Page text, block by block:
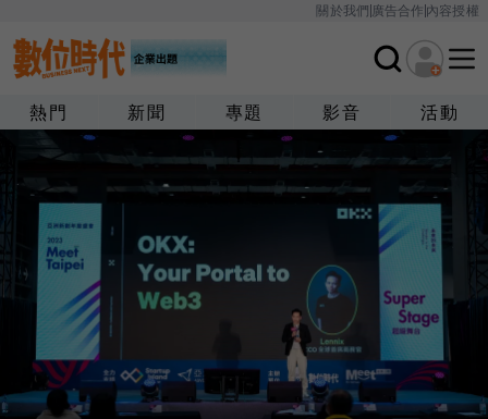
關於我們廣告合作內容授權
熱門 新聞 專題 影音 活動